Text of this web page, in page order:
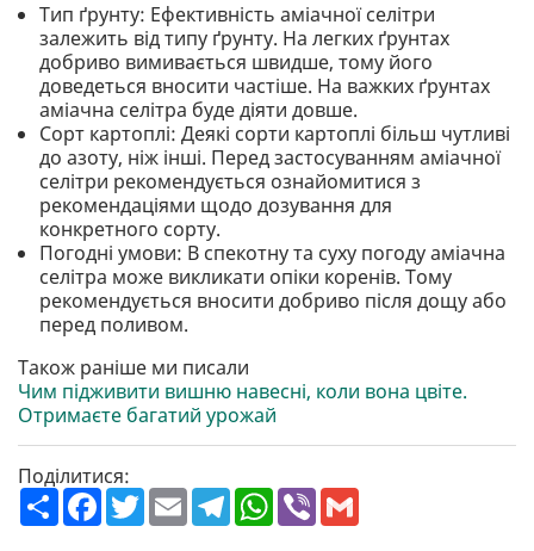
Тип ґрунту: Ефективність аміачної селітри
залежить від типу ґрунту. На легких ґрунтах
добриво вимивається швидше, тому його
доведеться вносити частіше. На важких ґрунтах
аміачна селітра буде діяти довше.
Сорт картоплі: Деякі сорти картоплі більш чутливі
до азоту, ніж інші. Перед застосуванням аміачної
селітри рекомендується ознайомитися з
рекомендаціями щодо дозування для
конкретного сорту.
Погодні умови: В спекотну та суху погоду аміачна
селітра може викликати опіки коренів. Тому
рекомендується вносити добриво після дощу або
перед поливом.
Також раніше ми писали
Чим підживити вишню навесні, коли вона цвіте.
Отримаєте багатий урожай
Поділитися:
П
о
F
a
T
w
E
m
T
e
W
h
V